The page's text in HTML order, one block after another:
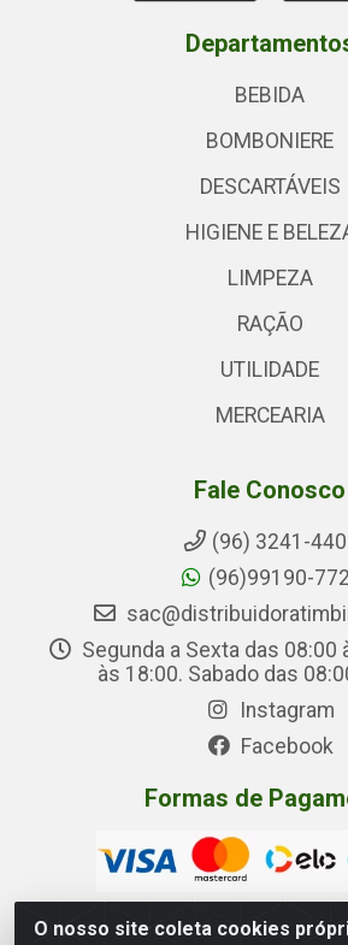
O nosso site coleta cookies
BEBIDA
BOMBONIERE
DESCARTÁVEIS
HIGIENE E
LIMPEZA
RAÇÃO
UTILIDADE
MERCEARIA
Fale Conosco
(96) 3241-
(96)99190-
Segunda a Sexta das 08:00
às 18:00. Sabado das
Instagram
Facebook
Formas de